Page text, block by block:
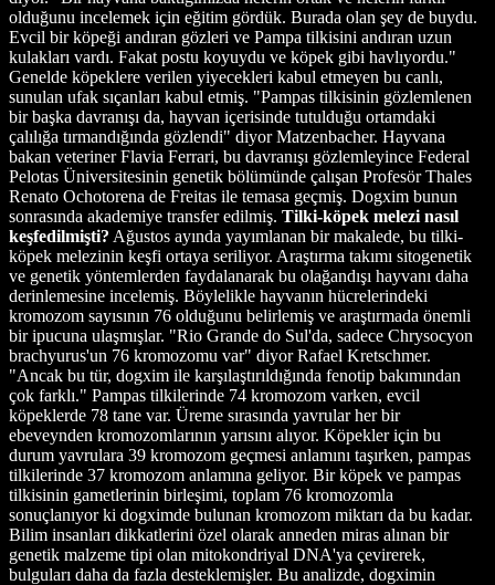
olduğunu incelemek için eğitim gördük. Burada olan şey de buydu.
Evcil bir köpeği andıran gözleri ve Pampa tilkisini andıran uzun
kulakları vardı. Fakat postu koyuydu ve köpek gibi havlıyordu."
Genelde köpeklere verilen yiyecekleri kabul etmeyen bu canlı,
sunulan ufak sıçanları kabul etmiş. "Pampas tilkisinin gözlemlenen
bir başka davranışı da, hayvan içerisinde tutulduğu ortamdaki
çalılığa tırmandığında gözlendi" diyor Matzenbacher. Hayvana
bakan veteriner Flavia Ferrari, bu davranışı gözlemleyince Federal
Pelotas Üniversitesinin genetik bölümünde çalışan Profesör Thales
Renato Ochotorena de Freitas ile temasa geçmiş. Dogxim bunun
sonrasında akademiye transfer edilmiş. Tilki-köpek melezi nasıl
keşfedilmişti? Ağustos ayında yayımlanan bir makalede, bu tilki-
köpek melezinin keşfi ortaya seriliyor. Araştırma takımı sitogenetik
ve genetik yöntemlerden faydalanarak bu olağandışı hayvanı daha
derinlemesine incelemiş. Böylelikle hayvanın hücrelerindeki
kromozom sayısının 76 olduğunu belirlemiş ve araştırmada önemli
bir ipucuna ulaşmışlar. "Rio Grande do Sul'da, sadece Chrysocyon
brachyurus'un 76 kromozomu var" diyor Rafael Kretschmer.
"Ancak bu tür, dogxim ile karşılaştırıldığında fenotip bakımından
çok farklı." Pampas tilkilerinde 74 kromozom varken, evcil
köpeklerde 78 tane var. Üreme sırasında yavrular her bir
ebeveynden kromozomlarının yarısını alıyor. Köpekler için bu
durum yavrulara 39 kromozom geçmesi anlamını taşırken, pampas
tilkilerinde 37 kromozom anlamına geliyor. Bir köpek ve pampas
tilkisinin gametlerinin birleşimi, toplam 76 kromozomla
sonuçlanıyor ki dogximde bulunan kromozom miktarı da bu kadar.
Bilim insanları dikkatlerini özel olarak anneden miras alınan bir
genetik malzeme tipi olan mitokondriyal DNA'ya çevirerek,
bulguları daha da fazla desteklemişler. Bu analizde, dogximin